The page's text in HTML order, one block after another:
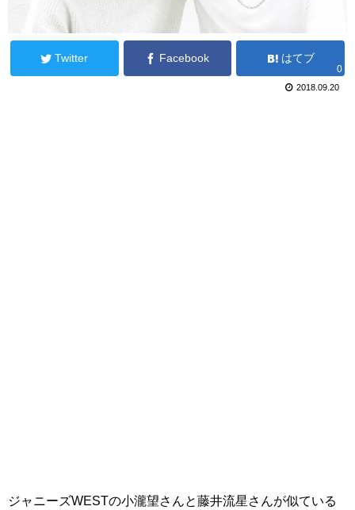
Twitter Facebook はてブ
0
2018.09.20
ジャニーズWESTの小瀧望さんと藤井流星さんが似ている